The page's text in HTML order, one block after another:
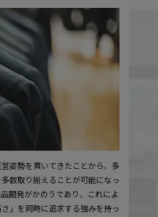
姿勢を貫いてきたことから、多
数取り揃えることが可能になっ
開発がかのうであり、これによ
」を同時に追求する強みを持っ